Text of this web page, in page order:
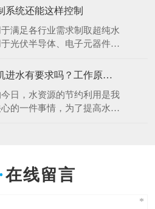
粒径的石英砂、无烟煤等介
低水的浊度，保护后续设备
损和堵塞。 2.活性炭吸附：
系统还能这样控制
满足各行业需求制取超纯水
光伏半导体、电子元器件、
要，控制着整一套超纯水设
采用全自动PLC人机界面控
行自动监测控制，可进行自
工业用的纯水机进水有要求吗？工作原理什么？
日，水资源的节约利用是我
的一件事情，为了提高水资
质以及出水的水质要求不一
在线留言